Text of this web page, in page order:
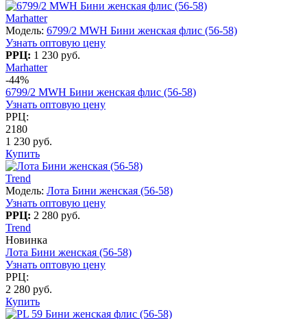
Marhatter
Модель: 6799/2 MWH Бини женская флис (56-58)
Узнать оптовую цену
РРЦ: 1 230 руб.
Marhatter
-44%
6799/2 MWH Бини женская флис (56-58)
Узнать оптовую цену
РРЦ:
2180
1 230 руб.
Купить
Trend
Модель: Лота Бини женская (56-58)
Узнать оптовую цену
РРЦ: 2 280 руб.
Trend
Новинка
Лота Бини женская (56-58)
Узнать оптовую цену
РРЦ:
2 280 руб.
Купить